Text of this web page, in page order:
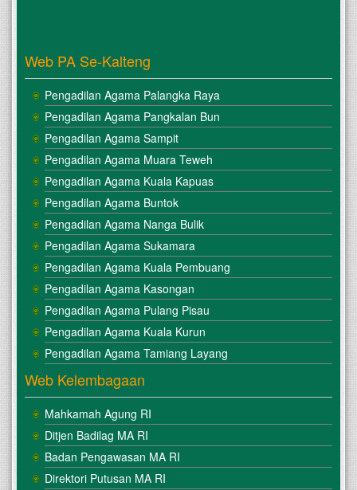
Web PA Se-Kalteng
Pengadilan Agama Palangka Raya
Pengadilan Agama Pangkalan Bun
Pengadilan Agama Sampit
Pengadilan Agama Muara Teweh
Pengadilan Agama Kuala Kapuas
Pengadilan Agama Buntok
Pengadilan Agama Nanga Bulik
Pengadilan Agama Sukamara
Pengadilan Agama Kuala Pembuang
Pengadilan Agama Kasongan
Pengadilan Agama Pulang Pisau
Pengadilan Agama Kuala Kurun
Pengadilan Agama Tamiang Layang
Web Kelembagaan
Mahkamah Agung RI
Ditjen Badilag MA RI
Badan Pengawasan MA RI
Direktori Putusan MA RI